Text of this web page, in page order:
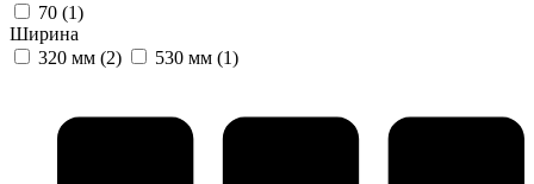
70 (1)
Ширина
320 мм (2) 530 мм (1)